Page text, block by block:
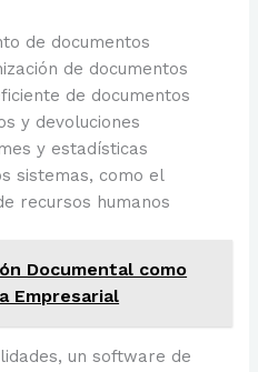
de documentos
de documentos
de documentos
y devoluciones
y estadísticas
sistemas, como el
recursos humanos
Documental como
Empresarial
un software de